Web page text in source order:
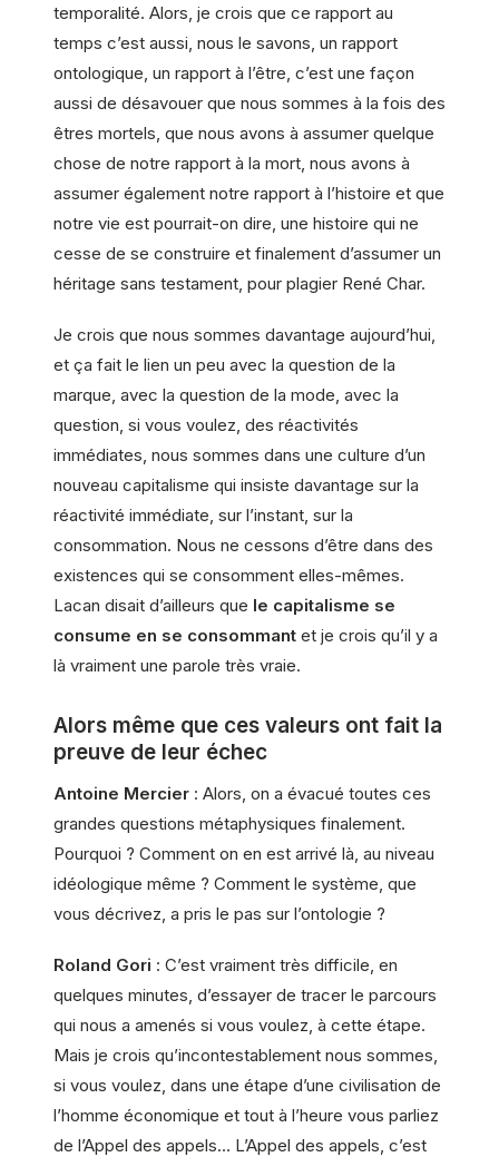
temporalité. Alors, je crois que ce rapport au
temps c’est aussi, nous le savons, un rapport
ontologique, un rapport à l’être, c’est une façon
aussi de désavouer que nous sommes à la fois des
êtres mortels, que nous avons à assumer quelque
chose de notre rapport à la mort, nous avons à
assumer également notre rapport à l’histoire et que
notre vie est pourrait-on dire, une histoire qui ne
cesse de se construire et finalement d’assumer un
héritage sans testament, pour plagier René Char.
Je crois que nous sommes davantage aujourd’hui,
et ça fait le lien un peu avec la question de la
marque, avec la question de la mode, avec la
question, si vous voulez, des réactivités
immédiates, nous sommes dans une culture d’un
nouveau capitalisme qui insiste davantage sur la
réactivité immédiate, sur l’instant, sur la
consommation. Nous ne cessons d’être dans des
existences qui se consomment elles-mêmes.
Lacan disait d’ailleurs que le capitalisme se
consume en se consommant et je crois qu’il y a
là vraiment une parole très vraie.
Alors même que ces valeurs ont fait la
preuve de leur échec
Antoine Mercier : Alors, on a évacué toutes ces
grandes questions métaphysiques finalement.
Pourquoi ? Comment on en est arrivé là, au niveau
idéologique même ? Comment le système, que
vous décrivez, a pris le pas sur l’ontologie ?
Roland Gori : C’est vraiment très difficile, en
quelques minutes, d’essayer de tracer le parcours
qui nous a amenés si vous voulez, à cette étape.
Mais je crois qu’incontestablement nous sommes,
si vous voulez, dans une étape d’une civilisation de
l’homme économique et tout à l’heure vous parliez
de l’Appel des appels… L’Appel des appels, c’est